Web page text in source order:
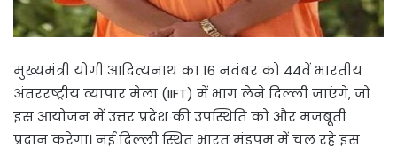
मुख्यमंत्री योगी आदित्यनाथ का 16 नवंबर को 44वें भारतीय
अंतररष्ट्रीय व्यापार मेला (IIFT) में भाग लेने दिल्ली जाएंगे, जो
इस आयोजन में उत्तर प्रदेश की उपस्थिति को और मजबूती
प्रदान करेगा। नई दिल्ली स्थित भारत मंडपम में चल रहे इस